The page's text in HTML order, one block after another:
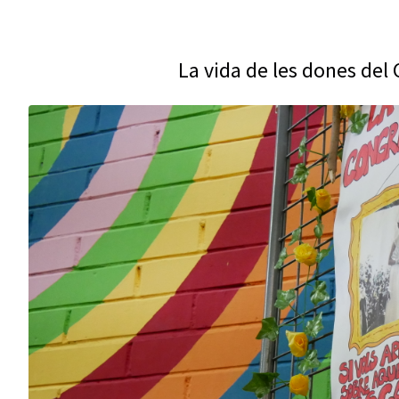
La vida de les dones del